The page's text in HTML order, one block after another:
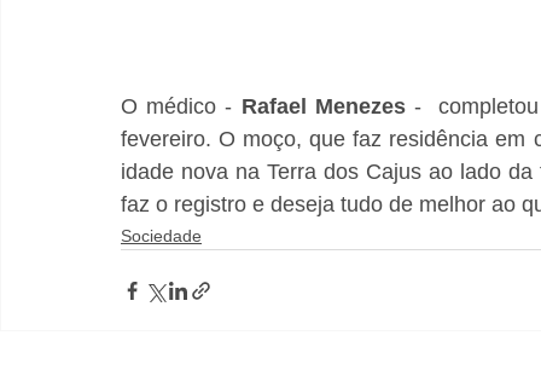
O médico - Rafael Menezes -  completou
fevereiro. O moço, que faz residência em
idade nova na Terra dos Cajus ao lado
faz o registro e deseja tudo de melhor ao
Sociedade